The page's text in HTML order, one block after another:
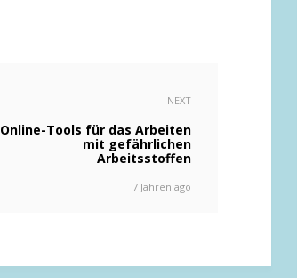
NEXT
Online-Tools für das Arbeiten
mit gefährlichen
Arbeitsstoffen
7 Jahren ago